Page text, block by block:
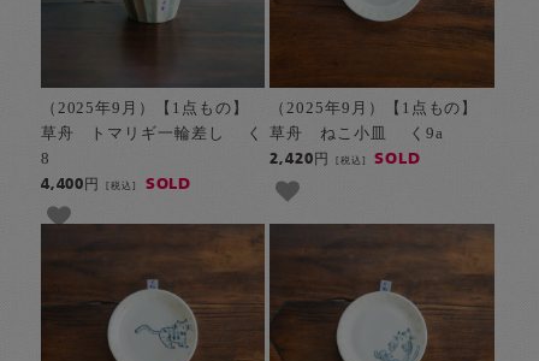
（2025年9月）【1点もの】
草舟 トマリギ一輪差し く
8
4,400円[税込] SOLD
（2025年9月）【1点もの】
草舟 ねこ小皿 く9a
2,420円 [税込] SOLD